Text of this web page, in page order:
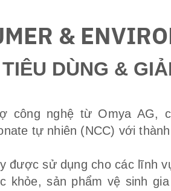
&
DÙNG &
công nghệ từ Omya AG,
tự nhiên (NCC) với
được sử dụng cho các lĩnh
khỏe, sản phẩm vệ sinh